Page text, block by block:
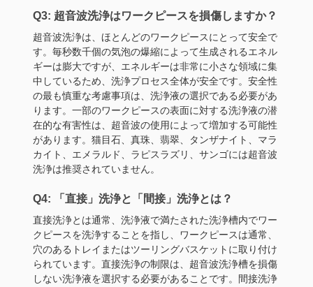
Q3: 超音波洗浄はワークピースを損傷しますか？
超音波洗浄は、ほとんどのワークピースにとって安全で
す。毎秒数千個の気泡の爆縮によって生成されるエネル
ギーは膨大ですが、エネルギーは非常に小さな領域に集
中しているため、洗浄プロセス全体が安全です。安全性
の最も慎重な考慮事項は、洗浄液の選択である必要があ
ります。一部のワークピースの表面に対する洗浄液の潜
在的な有害性は、超音波の使用によって増加する可能性
があります。猫目石、真珠、翡翠、タンザナイト、マラ
カイト、エメラルド、ラピスラズリ、サンゴには超音波
洗浄は推奨されていません。
Q4: 「直接」洗浄と「間接」洗浄とは？
直接洗浄とは通常、洗浄液で満たされた洗浄槽内でワー
クピースを洗浄することを指し、ワークピースは通常、
穴のあるトレイまたはツーリングバスケットに取り付け
られています。直接洗浄の制限は、超音波洗浄槽を損傷
しない洗浄液を選択する必要があることです。間接洗浄